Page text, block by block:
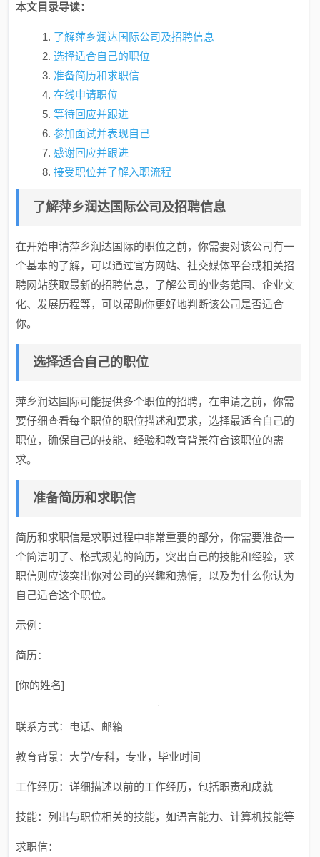
本文目录导读：
了解萍乡润达国际公司及招聘信息
选择适合自己的职位
准备简历和求职信
在线申请职位
等待回应并跟进
参加面试并表现自己
感谢回应并跟进
接受职位并了解入职流程
了解萍乡润达国际公司及招聘信息
在开始申请萍乡润达国际的职位之前，你需要对该公司有一
个基本的了解，可以通过官方网站、社交媒体平台或相关招
聘网站获取最新的招聘信息，了解公司的业务范围、企业文
化、发展历程等，可以帮助你更好地判断该公司是否适合
你。
选择适合自己的职位
萍乡润达国际可能提供多个职位的招聘，在申请之前，你需
要仔细查看每个职位的职位描述和要求，选择最适合自己的
职位，确保自己的技能、经验和教育背景符合该职位的需
求。
准备简历和求职信
简历和求职信是求职过程中非常重要的部分，你需要准备一
个简洁明了、格式规范的简历，突出自己的技能和经验，求
职信则应该突出你对公司的兴趣和热情，以及为什么你认为
自己适合这个职位。
示例：
简历：
[你的姓名]
联系方式：电话、邮箱
教育背景：大学/专科，专业，毕业时间
工作经历：详细描述以前的工作经历，包括职责和成就
技能：列出与职位相关的技能，如语言能力、计算机技能等
求职信：